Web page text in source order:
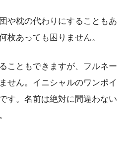
や枕の代わりにすることもあ
枚あっても困りません。
こともできますが、フルネー
せん。イニシャルのワンポイ
す。名前は絶対に間違わない